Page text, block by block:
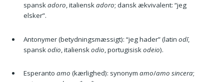
spanskadoro, italienskadoro; dansk ækvivalent: “jeg
elsker”.
Antonymer (betydningsmæssigt): “jeg hader” (latin odī,
spanskodio, italienskodio, portugisiskodeio).
Esperanto amo (kærlighed): synonym amo/amo sincera;